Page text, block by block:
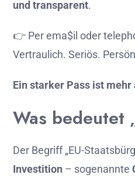
und transparent.
👉 Per ema$il oder
Vertraulich. Seriös.
Ein starker Pass ist mehr
Was bedeutet
Der Begriff „EU-
Investition – sogenannte